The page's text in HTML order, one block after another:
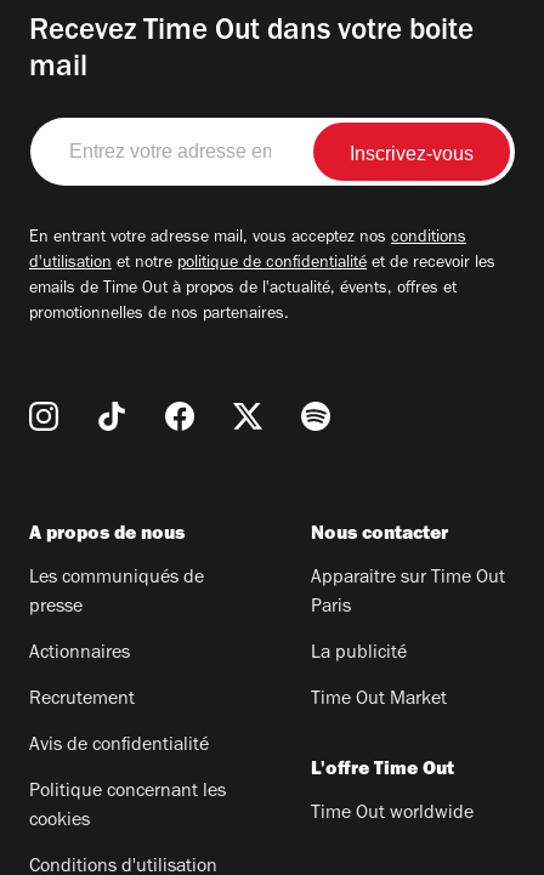
Recevez Time Out dans votre boite
mail
Entrez
votre
adresse
En entrant votre adresse mail, vous acceptez nos conditions
d'utilisation et notre politique de confidentialité et de recevoir les
emails de Time Out à propos de l'actualité, évents, offres et
promotionnelles de nos partenaires.
A propos de nous
Les communiqués de
presse
Actionnaires
Recrutement
Avis de confidentialité
Politique concernant les
cookies
Conditions d'utilisation
Nous contacter
Apparaitre sur Time Out
Paris
La publicité
Time Out Market
L'offre Time Out
Time Out worldwide